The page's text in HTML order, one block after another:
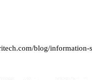
blog/